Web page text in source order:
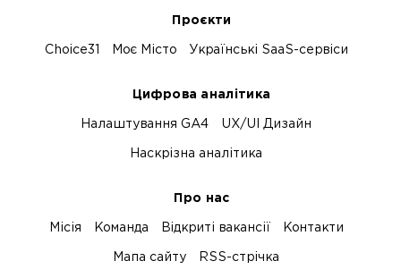
Проєкти
Choice31 Моє Місто Українські SaaS-сервіси
Цифрова аналітика
Налаштування GA4 UX/UI Дизайн
Наскрізна аналітика
Про нас
Місія Команда Відкриті вакансії Контакти
Мапа сайту RSS-стрічка